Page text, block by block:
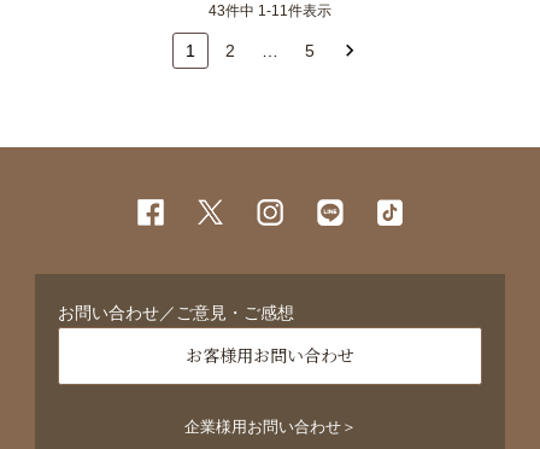
43件中 1-11件表示
1 2 5
お問い合わせ／ご意見・ご感想
お客様用お問い合わせ
企業様用お問い合わせ＞